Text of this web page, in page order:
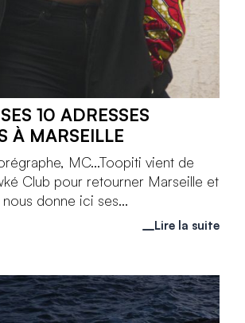
10 ADRESSES
À MARSEILLE
MC...Toopiti vient de
Club pour retourner Marseille et
donne ici ses...
Lire la suite